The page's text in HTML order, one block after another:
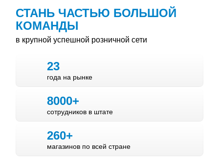
СТАНЬ ЧАСТЬЮ БОЛЬШОЙ
КОМАНДЫ
в крупной успешной розничной сети
23
года на рынке
8000+
сотрудников в штате
260+
магазинов по всей стране